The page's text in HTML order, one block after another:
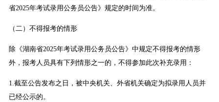
省2025年考试录用公务员公告》规定的时间为准。
（二）不得报考的情形
除《湖南省2025年考试录用公务员公告》中规定不得报考的情形
外，报考人员具有下列情形之一的，不得参加此次补充录用：
1.截至公告发布之日，被中央机关、外省机关确定为拟录用人员并
已经公示的。